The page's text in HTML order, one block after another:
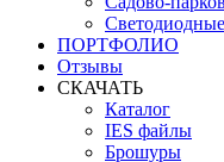
ПОРТФОЛИО
Отзывы
СКАЧАТЬ
Каталог
IES файлы
Брошуры